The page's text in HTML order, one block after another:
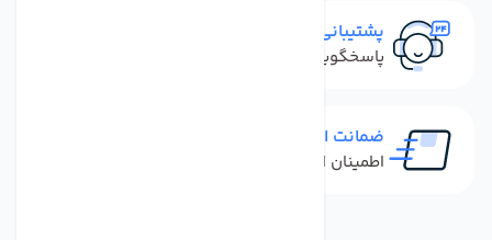
پشتیبانی سریع
پاسخگویی سریع به تماس‌ها و پیام‌ها
ضمانت اصل بودن کالا
اطمینان از خرید کالای اورجینال